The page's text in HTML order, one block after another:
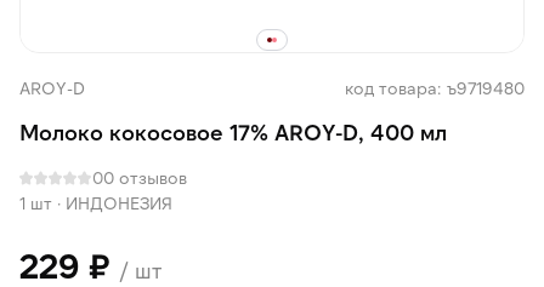
AROY-D код товара: ъ9719480
Молоко кокосовое 17% AROY-D, 400 мл
00 отзывов
1 шт · ИНДОНЕЗИЯ
229 ₽ / шт